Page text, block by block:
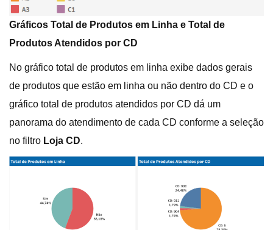
Gráficos Total de Produtos em Linha e Total de
Produtos Atendidos por CD
No gráfico total de produtos em linha exibe dados gerais
de produtos que estão em linha ou não dentro do CD e o
gráfico total de produtos atendidos por CD dá um
panorama do atendimento de cada CD conforme a seleção
no filtro Loja CD.